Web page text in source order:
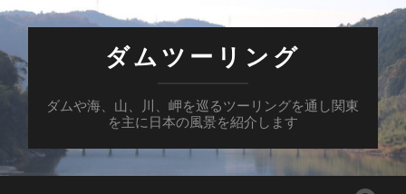
ダムツーリング
ダムや海、山、川、岬を巡るツーリングを通し関東
を主に日本の風景を紹介します